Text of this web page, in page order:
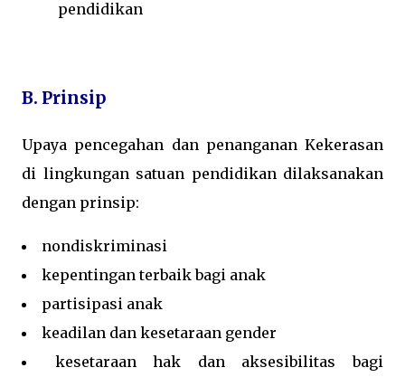
pendidikan
B. Prinsip
Upaya pencegahan dan penanganan Kekerasan
di lingkungan satuan pendidikan dilaksanakan
dengan prinsip:
nondiskriminasi
kepentingan terbaik bagi anak
partisipasi anak
keadilan dan kesetaraan gender
kesetaraan hak dan aksesibilitas bagi